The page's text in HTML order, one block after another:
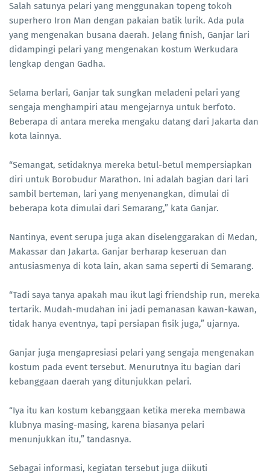
Salah satunya pelari yang menggunakan topeng tokoh
superhero Iron Man dengan pakaian batik lurik. Ada pula
yang mengenakan busana daerah. Jelang finish, Ganjar lari
didampingi pelari yang mengenakan kostum Werkudara
lengkap dengan Gadha.
Selama berlari, Ganjar tak sungkan meladeni pelari yang
sengaja menghampiri atau mengejarnya untuk berfoto.
Beberapa di antara mereka mengaku datang dari Jakarta dan
kota lainnya.
“Semangat, setidaknya mereka betul-betul mempersiapkan
diri untuk Borobudur Marathon. Ini adalah bagian dari lari
sambil berteman, lari yang menyenangkan, dimulai di
beberapa kota dimulai dari Semarang,” kata Ganjar.
Nantinya, event serupa juga akan diselenggarakan di Medan,
Makassar dan Jakarta. Ganjar berharap keseruan dan
antusiasmenya di kota lain, akan sama seperti di Semarang.
“Tadi saya tanya apakah mau ikut lagi friendship run, mereka
tertarik. Mudah-mudahan ini jadi pemanasan kawan-kawan,
tidak hanya eventnya, tapi persiapan fisik juga,” ujarnya.
Ganjar juga mengapresiasi pelari yang sengaja mengenakan
kostum pada event tersebut. Menurutnya itu bagian dari
kebanggaan daerah yang ditunjukkan pelari.
“Iya itu kan kostum kebanggaan ketika mereka membawa
klubnya masing-masing, karena biasanya pelari
menunjukkan itu,” tandasnya.
Sebagai informasi, kegiatan tersebut juga diikuti